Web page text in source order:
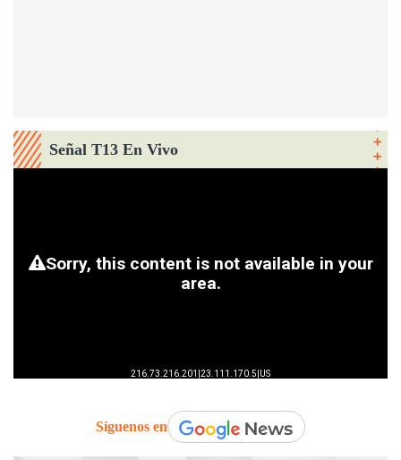
Señal T13 En Vivo
Síguenos en